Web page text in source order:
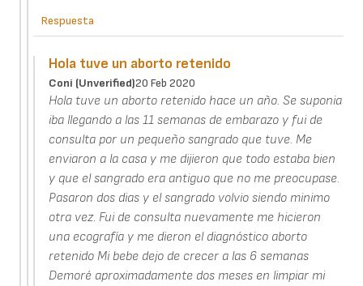
Respuesta
Hola tuve un aborto retenido
Coni (unverified)20 Feb 2020
Hola tuve un aborto retenido hace un año. Se suponia
iba llegando a las 11 semanas de embarazo y fui de
consulta por un pequeño sangrado que tuve. Me
enviaron a la casa y me dijieron que todo estaba bien
y que el sangrado era antiguo que no me preocupase.
Pasaron dos dias y el sangrado volvio siendo minimo
otra vez. Fui de consulta nuevamente me hicieron
una ecografía y me dieron el diagnóstico aborto
retenido Mi bebe dejo de crecer a las 6 semanas
Demoré aproximadamente dos meses en limpiar mi